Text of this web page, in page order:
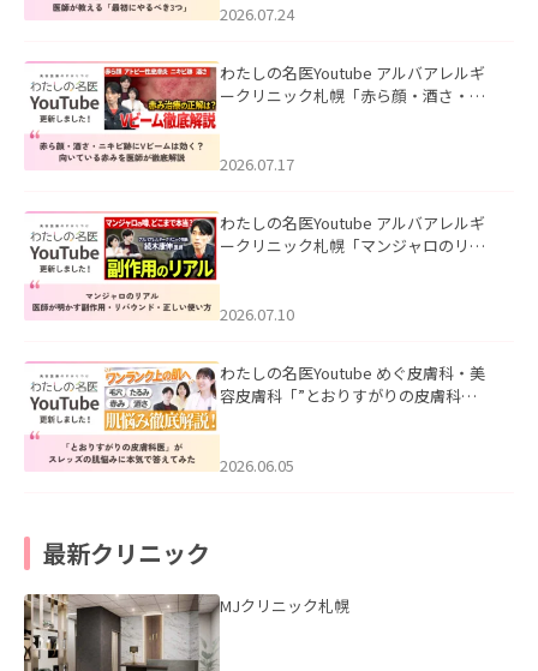
た。
2026.07.24
わたしの名医Youtube アルバアレルギ
ークリニック札幌「赤ら顔・酒さ・ニ
した。
2026.07.17
わたしの名医Youtube アルバアレルギ
ークリニック札幌「マンジャロのリア
た。
2026.07.10
わたしの名医Youtube めぐ皮膚科・美
容皮膚科「”とおりすがりの皮膚科
2026.06.05
最新クリニック
MJクリニック札幌